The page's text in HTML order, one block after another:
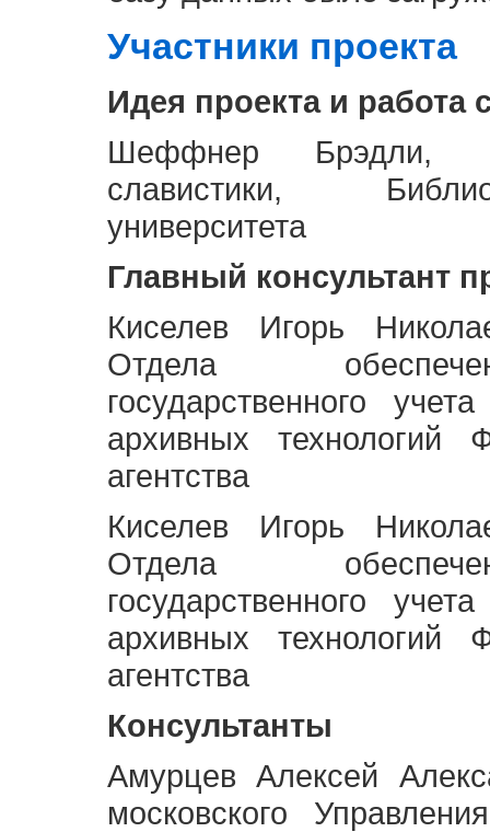
Участники проекта
Идея проекта и работа
Шеффнер Брэдли,
славистики,
университета
Главный консультант
Киселев Игорь
Отдела
государственного
архивных технологий
агентства
Киселев Игорь
Отдела
государственного
архивных технологий
агентства
Консультанты
Амурцев Алексей
московского